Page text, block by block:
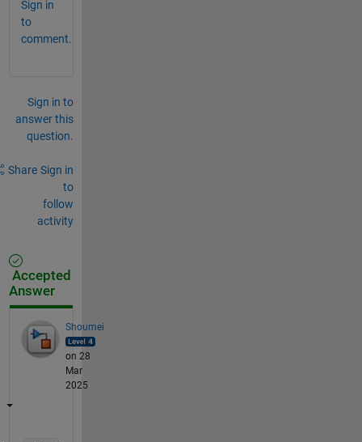
Sign in
to
comment.
Sign in to
answer this
question.
Share Sign in
to
follow
activity
Accepted
Answer
Shoumei
on 28
Mar
2025